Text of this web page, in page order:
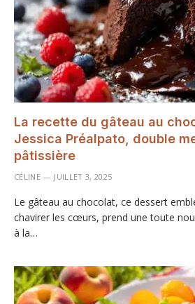
La recette du gâteau au
Jessica Préalpato, double
pâtissière
CÉLINE JUILLET 3, 2025
Le gâteau au chocolat, ce dessert
chavirer les cœurs, prend une toute
à la…